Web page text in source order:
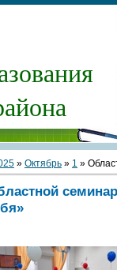
» Октябрь » 1 »